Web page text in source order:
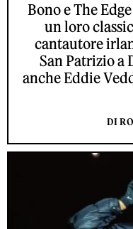
Bono e The
un loro
cantautore
San Patrizio
anche Eddie
DI